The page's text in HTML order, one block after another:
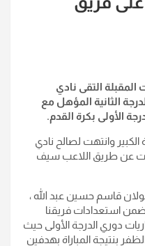
التقى نادي
الثانية المؤهل مع
الأولى بكرة القدم.
وانتهت لصالح نادي
عن طريق اللاعب سيف
قاسم حسين عبد الله ،
ضمن استعدادات فريقنا
دوري الدرجة الأولى حيث
بنتيجة المباراة بهدفين